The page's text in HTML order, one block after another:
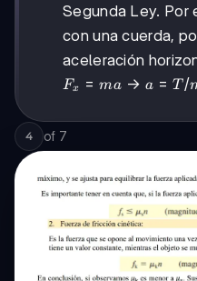
Segunda Ley. Por
con una cuerda,
aceleración
F_x = ma
a = T/m
Fx = ma → a = T /
4 of 7